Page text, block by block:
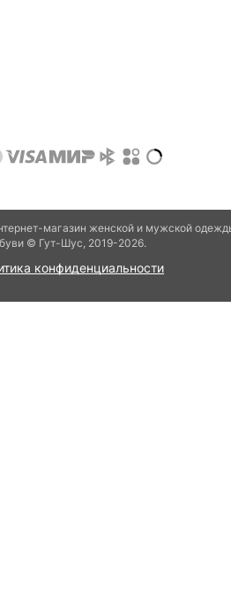
магазин женской и мужской
© Гут-Шуc, 2019-2026.
конфиденциальности